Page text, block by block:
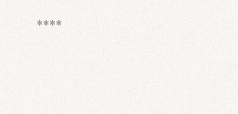
****